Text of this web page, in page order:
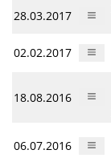
28.03.2017
02.02.2017
18.08.2016
06.07.2016